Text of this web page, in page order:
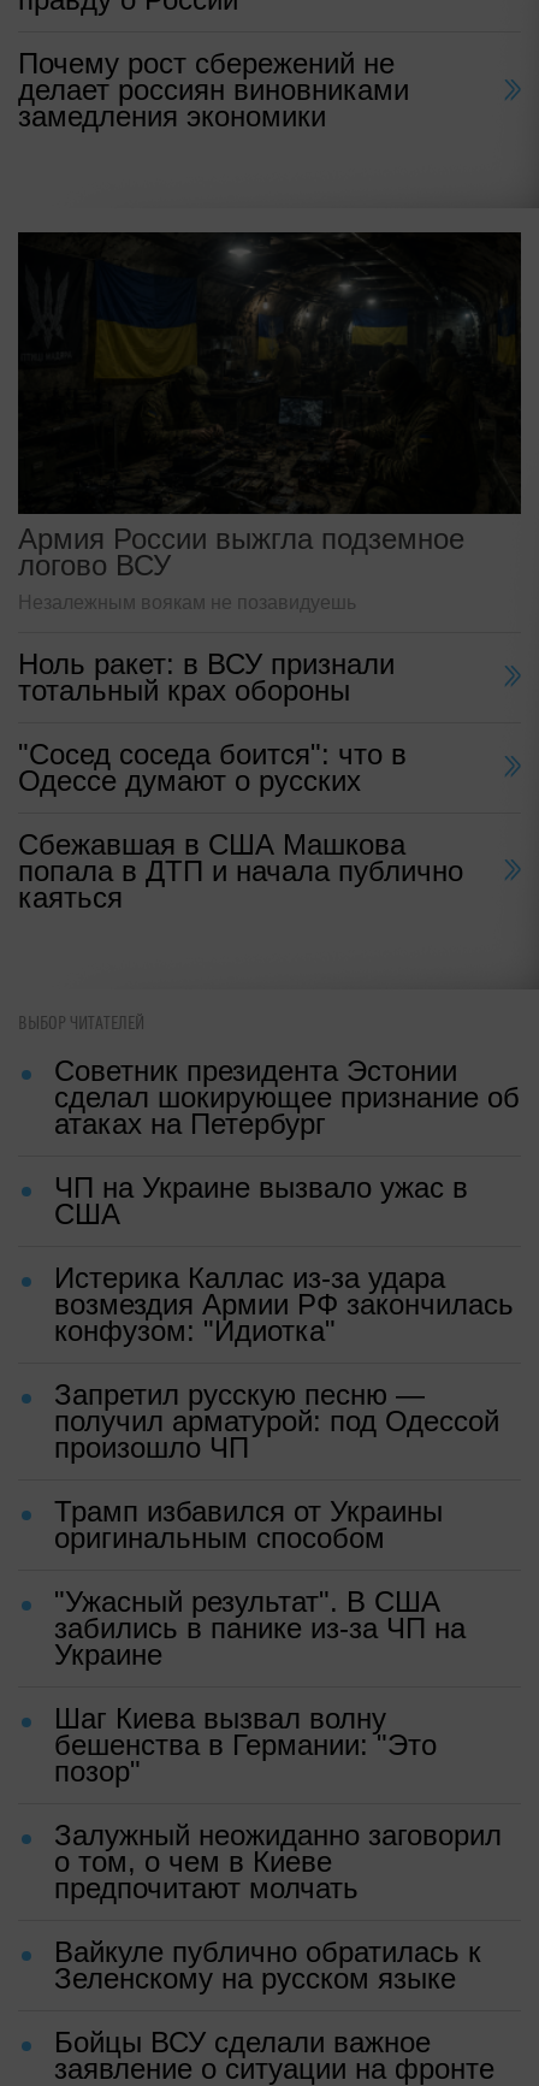
Почему рост сбережений не
делает россиян виновниками
замедления экономики
Армия России выжгла подземное
логово ВСУ
Незалежным воякам не позавидуешь
Ноль ракет: в ВСУ признали
тотальный крах обороны
"Сосед соседа боится": что в
Одессе думают о русских
Сбежавшая в США Машкова
попала в ДТП и начала публично
каяться
ВЫБОР ЧИТАТЕЛЕЙ
Советник президента Эстонии
сделал шокирующее признание об
атаках на Петербург
ЧП на Украине вызвало ужас в
США
Истерика Каллас из-за удара
возмездия Армии РФ закончилась
конфузом: "Идиотка"
Запретил русскую песню —
получил арматурой: под Одессой
произошло ЧП
Трамп избавился от Украины
оригинальным способом
"Ужасный результат". В США
забились в панике из-за ЧП на
Украине
Шаг Киева вызвал волну
бешенства в Германии: "Это
позор"
Залужный неожиданно заговорил
о том, о чем в Киеве
предпочитают молчать
Вайкуле публично обратилась к
Зеленскому на русском языке
Бойцы ВСУ сделали важное
заявление о ситуации на фронте